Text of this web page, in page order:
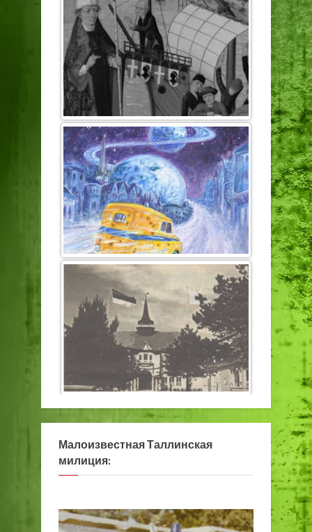
Малоизвестная Таллинская
милиция: